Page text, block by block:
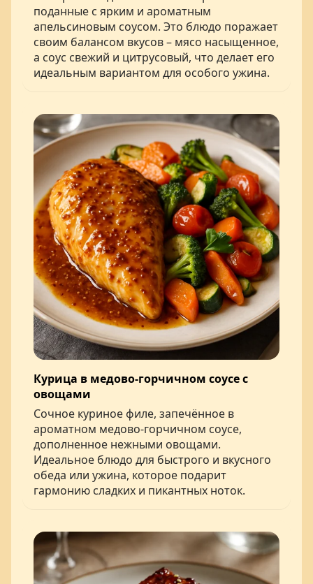
поданные с ярким и ароматным
апельсиновым соусом. Это блюдо поражает
своим балансом вкусов – мясо насыщенное,
а соус свежий и цитрусовый, что делает его
идеальным вариантом для особого ужина.
Курица в медово-горчичном соусе с
овощами
Сочное куриное филе, запечённое в
ароматном медово-горчичном соусе,
дополненное нежными овощами.
Идеальное блюдо для быстрого и вкусного
обеда или ужина, которое подарит
гармонию сладких и пикантных ноток.